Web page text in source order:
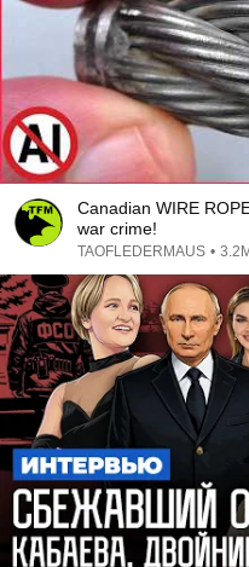
Canadian WIRE ROPE
war crime!
TAOFLEDERMAUS •